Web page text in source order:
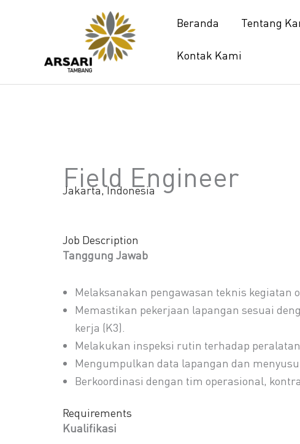
Beranda
Tentang
Kontak Kami
Field Engineer
Jakarta, Indonesia
Job Description
Tanggung Jawab
Melaksanakan pengawasan teknis kegiatan
Memastikan pekerjaan lapangan sesuai
kerja (K3).
Melakukan inspeksi rutin terhadap
Mengumpulkan data lapangan dan
Berkoordinasi dengan tim operasional,
Requirements
Kualifikasi